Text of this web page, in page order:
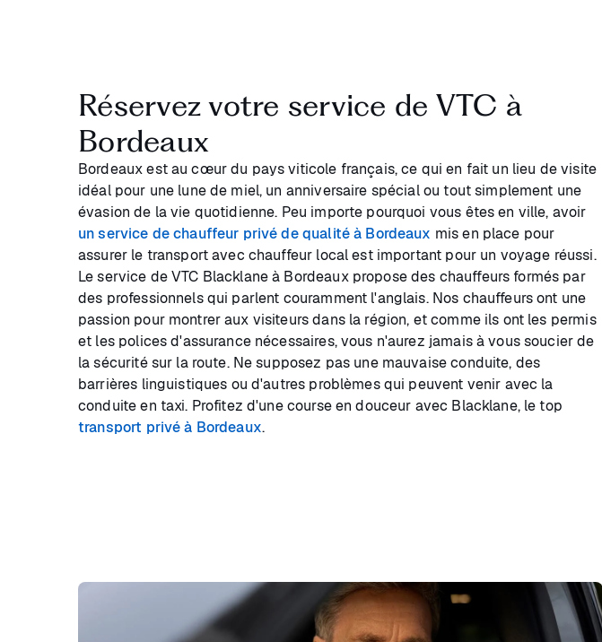
Réservez votre service de VTC à
Bordeaux
Bordeaux est au cœur du pays viticole français, ce qui en fait un lieu de visite
idéal pour une lune de miel, un anniversaire spécial ou tout simplement une
évasion de la vie quotidienne. Peu importe pourquoi vous êtes en ville, avoir
un service de chauffeur privé de qualité à Bordeaux mis en place pour
assurer le transport avec chauffeur local est important pour un voyage réussi.
Le service de VTC Blacklane à Bordeaux propose des chauffeurs formés par
des professionnels qui parlent couramment l'anglais. Nos chauffeurs ont une
passion pour montrer aux visiteurs dans la région, et comme ils ont les permis
et les polices d'assurance nécessaires, vous n'aurez jamais à vous soucier de
la sécurité sur la route. Ne supposez pas une mauvaise conduite, des
barrières linguistiques ou d'autres problèmes qui peuvent venir avec la
conduite en taxi. Profitez d'une course en douceur avec Blacklane, le top
transport privé à Bordeaux.